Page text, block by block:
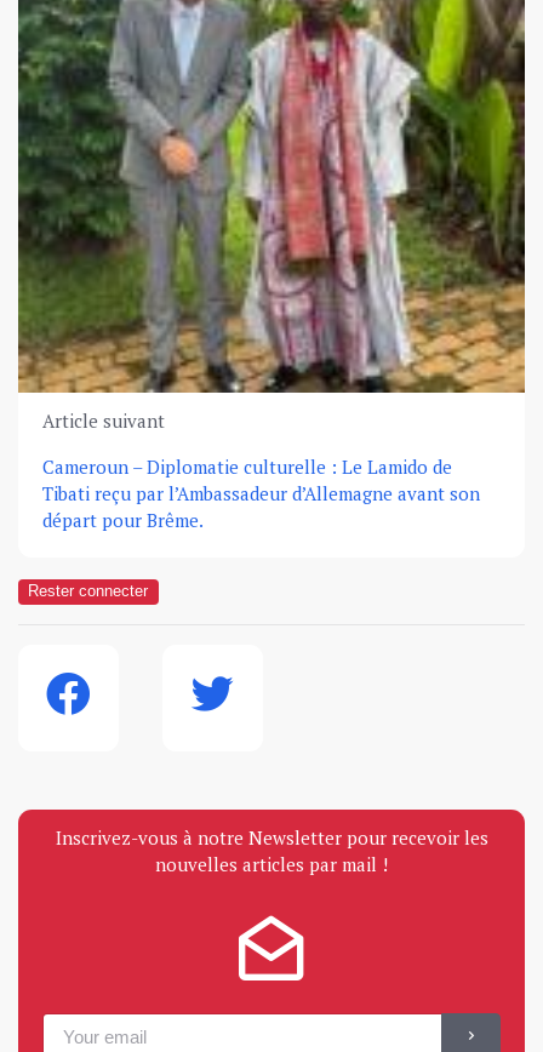
Article suivant
Cameroun – Diplomatie culturelle : Le Lamido de
Tibati reçu par l’Ambassadeur d’Allemagne avant son
départ pour Brême.
Rester connecter
Inscrivez-vous à notre Newsletter pour recevoir les
nouvelles articles par mail !